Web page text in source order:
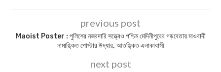
previous post
Maoist Poster : পুলিশের নজরদারি সত্ত্বেও পশ্চিম মেদিনীপুরের গড়বেতায় মাওবাদী
নামাঙ্কিত পোস্টার উদ্ধার, আতঙ্কিত এলাকাবাসী
next post